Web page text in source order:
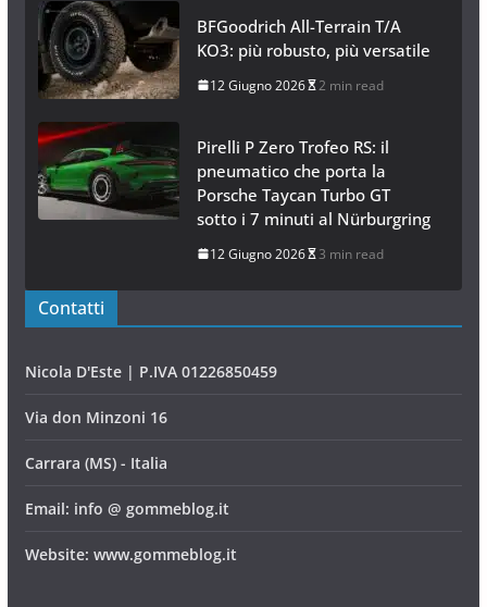
BFGoodrich All-Terrain T/A
KO3: più robusto, più versatile
12 Giugno 2026 2 min read
Pirelli P Zero Trofeo RS: il
pneumatico che porta la
Porsche Taycan Turbo GT
sotto i 7 minuti al Nürburgring
12 Giugno 2026 3 min read
Contatti
Nicola D'Este | P.IVA 01226850459
Via don Minzoni 16
Carrara (MS) - Italia
Email: info @ gommeblog.it
Website: www.gommeblog.it